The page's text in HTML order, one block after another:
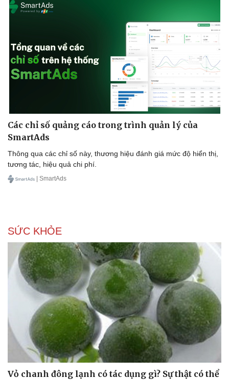
Văn hóa
Sân khấu - Điện ảnh
Văn học
Âm nhạc
Di sản
Giải trí
Nghệ sĩ
Thời trang
Sao Việt
Các chỉ số quảng cáo trong trình quản lý của
SmartAds
Thông qua các chỉ số này, thương hiệu đánh giá mức độ hiển thị,
tương tác, hiệu quả chi phí.
| SmartAds
SỨC KHỎE
Vỏ chanh đông lạnh có tác dụng gì? Sự thật có thể